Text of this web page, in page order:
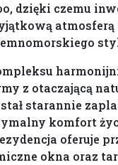
dzięki czemu
atmosferą
z otaczającą
starannie
komfort
oferuje
okna oraz